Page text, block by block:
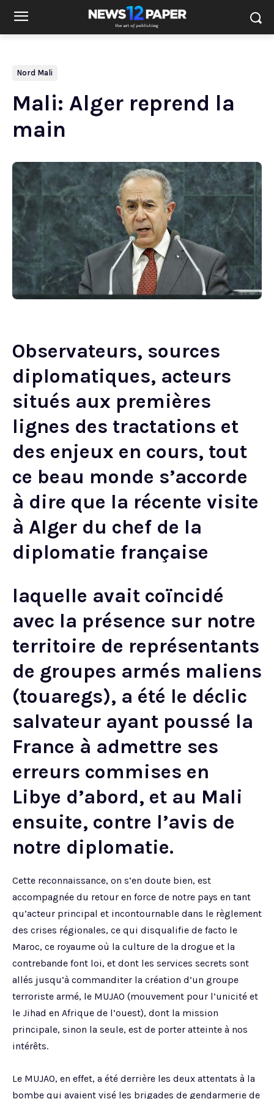
Nord Mali
Mali: Alger reprend la
main
Observateurs, sources
diplomatiques, acteurs
situés aux premières
lignes des tractations et
des enjeux en cours, tout
ce beau monde s’accorde
à dire que la récente visite
à Alger du chef de la
diplomatie française
laquelle avait coïncidé
avec la présence sur notre
territoire de représentants
de groupes armés maliens
(touaregs), a été le déclic
salvateur ayant poussé la
France à admettre ses
erreurs commises en
Libye d’abord, et au Mali
ensuite, contre l’avis de
notre diplomatie.
Cette reconnaissance, on s’en doute bien, est
accompagnée du retour en force de notre pays en tant
qu’acteur principal et incontournable dans le règlement
des crises régionales, ce qui disqualifie de facto le
Maroc, ce royaume où la culture de la drogue et la
contrebande font loi, et dont les services secrets sont
allés jusqu’à commanditer la création d’un groupe
terroriste armé, le MUJAO (mouvement pour l’unicité et
le Jihad en Afrique de l’ouest), dont la mission
principale, sinon la seule, est de porter atteinte à nos
intérêts.
Le MUJAO, en effet, a été derrière les deux attentats à la
bombe qui avaient visé les brigades de gendarmerie de